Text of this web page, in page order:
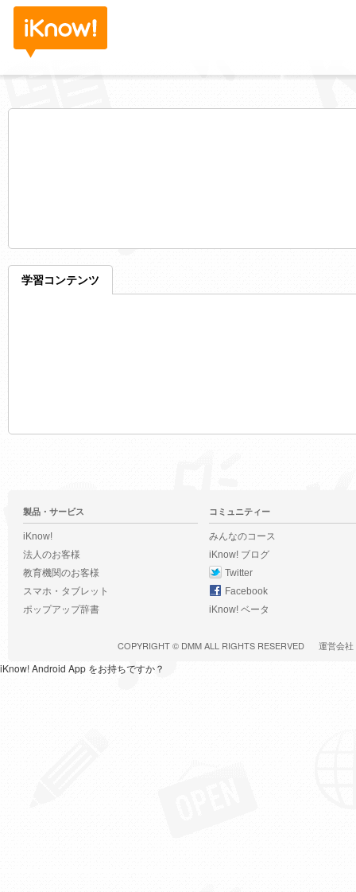
学習コンテンツ
製品・サービス
iKnow!
法人のお客様
教育機関のお客様
スマホ・タブレット
ポップアップ辞書
コミュニティー
みんなのコース
iKnow! ブログ
Twitter
Facebook
iKnow! ベータ
COPYRIGHT © DMMALL RIGHTS RESERVED 運営会社
iKnow! Android App をお持ちですか？